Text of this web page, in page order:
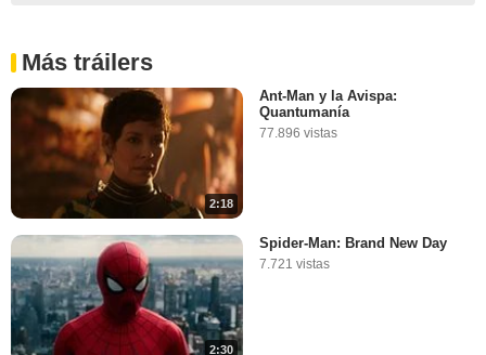
Más tráilers
2:18
Ant-Man y la Avispa:
Quantumanía
77.896 vistas
2:30
Spider-Man: Brand New Day
7.721 vistas